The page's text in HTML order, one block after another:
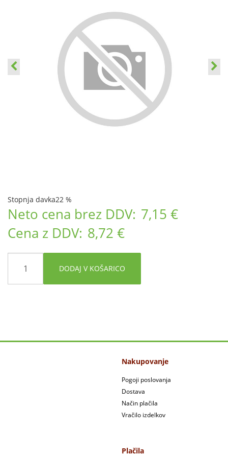
Stopnja davka22 %
Neto cena brez DDV: 7,15 €
Cena z DDV: 8,72 €
DODAJ V KOŠARICO
Nakupovanje
Pogoji poslovanja
Dostava
Način plačila
Vračilo izdelkov
Plačila